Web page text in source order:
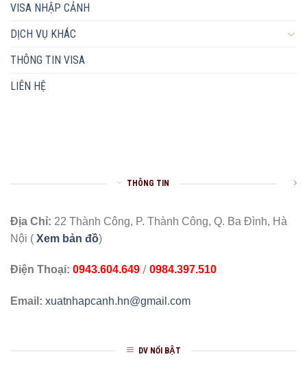
VISA NHẬP CẢNH
DỊCH VỤ KHÁC
THÔNG TIN VISA
LIÊN HỆ
THÔNG TIN
Địa Chỉ: 22 Thành Công, P. Thành Công, Q. Ba Đình, Hà
Nội ( Xem bản đồ)
Điện Thoại: 0943.604.649 / 0984.397.510
Email: xuatnhapcanh.hn@gmail.com
DV NỔI BẬT